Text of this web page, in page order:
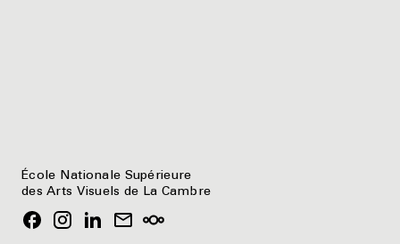
École Nationale Supérieure
des Arts Visuels de La Cambre